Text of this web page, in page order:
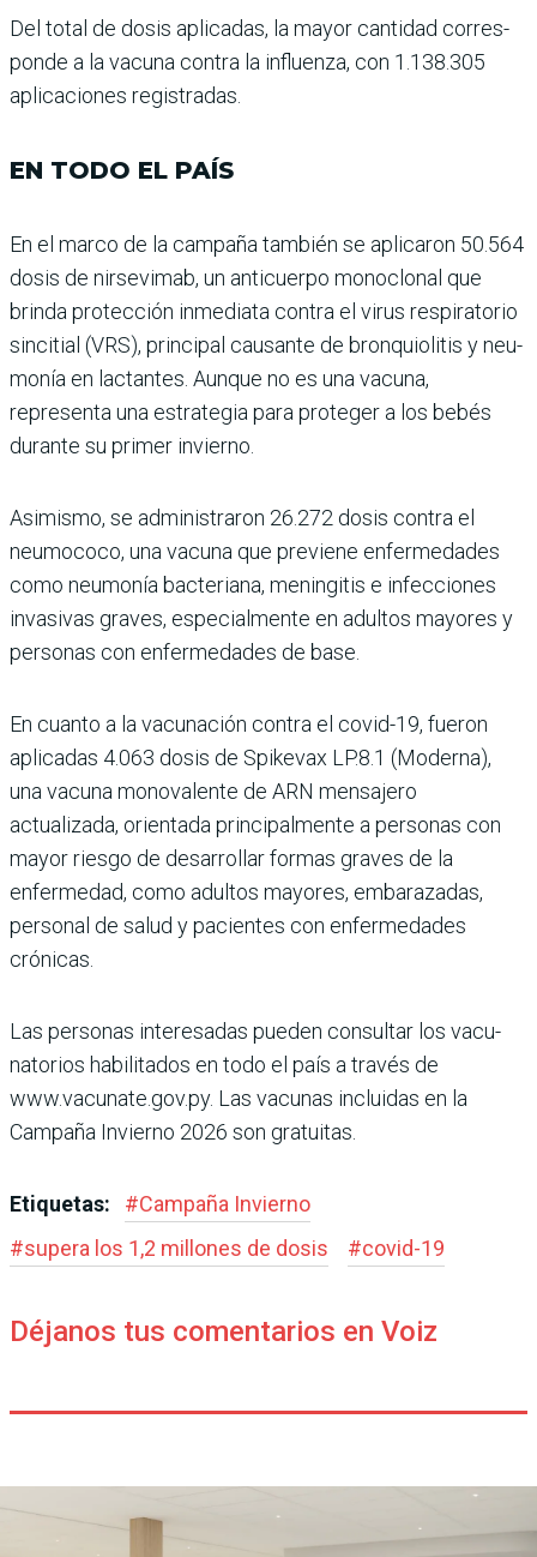
Del total de dosis aplicadas, la mayor cantidad corres­
ponde a la vacuna contra la influenza, con 1.138.305
apli­caciones registradas.
EN TODO EL PAÍS
En el marco de la campaña también se aplicaron 50.564
dosis de nirsevimab, un anticuerpo monoclonal que
brinda protección inmediata contra el virus respiratorio
sincitial (VRS), principal cau­sante de bronquiolitis y neu­
monía en lactantes. Aunque no es una vacuna,
representa una estrategia para proteger a los bebés
durante su primer invierno.
Asimismo, se administra­ron 26.272 dosis contra el
neumococo, una vacuna que previene enfermedades
como neumonía bacteriana, menin­gitis e infecciones
invasivas graves, especialmente en adultos mayores y
personas con enfermedades de base.
En cuanto a la vacunación contra el covid-19, fueron
aplicadas 4.063 dosis de Spikevax LP.8.1 (Moderna),
una vacuna monovalente de ARN mensajero
actualizada, orientada principalmente a personas con
mayor riesgo de desarrollar formas gra­ves de la
enfermedad, como adultos mayores, embara­zadas,
personal de salud y pacientes con enfermeda­des
crónicas.
Las personas interesadas pueden consultar los vacu­
natorios habilitados en todo el país a través de
www.vacunate.gov.py. Las vacu­nas incluidas en la
Campaña Invierno 2026 son gratuitas.
Etiquetas: #Campaña Invierno
#supera los 1,2 millones de dosis #covid-19
Déjanos tus comentarios en Voiz